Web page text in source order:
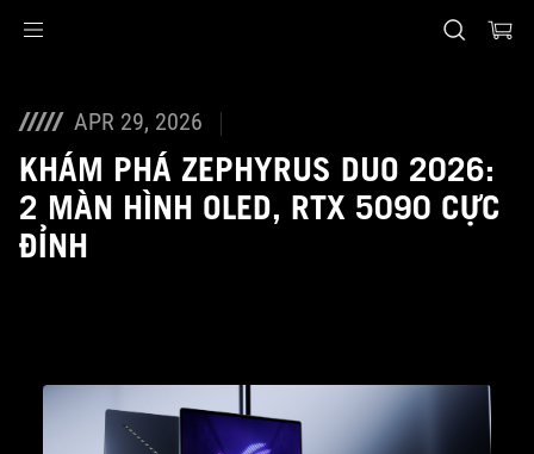
APR 29, 2026
KHÁM PHÁ ZEPHYRUS DUO 2026:
2 MÀN HÌNH OLED, RTX 5090 CỰC
ĐỈNH